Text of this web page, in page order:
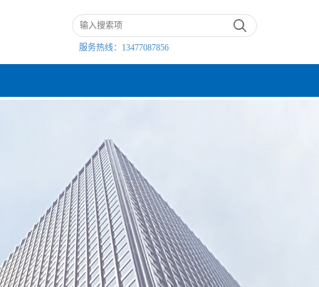
服务热线： 13477087856